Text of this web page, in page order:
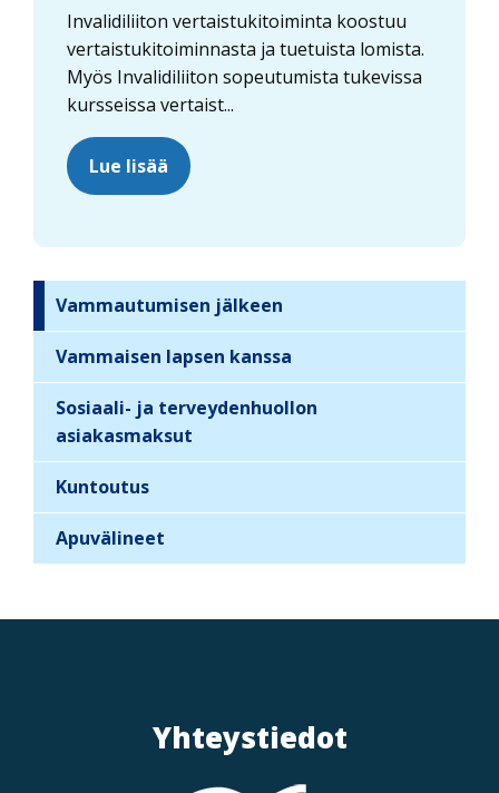
S
d
r
a
Vammautumisen jälkeen
Vammaisen lapsen kanssa
Sosiaali- ja terveydenhuollon
asiakasmaksut
Kuntoutus
Apuvälineet
Invalidiliiton vertaistukitoiminta koostuu
vertaistukitoiminnasta ja tuetuista lomista.
Myös Invalidiliiton sopeutumista tukevissa
kursseissa vertaist...
Lue lisää
Yhteystiedot